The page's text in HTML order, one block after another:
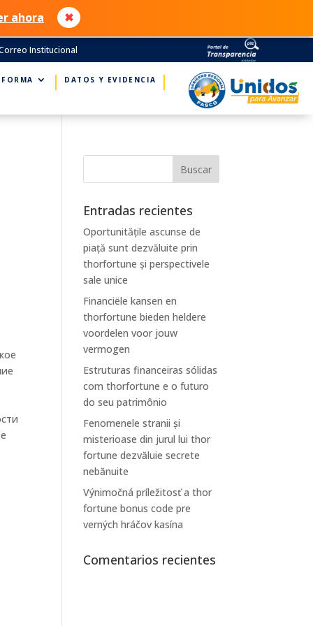
Institucional
DATOS Y EVIDENCIA
Entradas recientes
Oportunitățile ascunse de
piață sunt dezvăluite prin
thorfortune și perspectivele
sale unice
Financiële kansen en
thorfortune bieden heldere
voordelen voor jouw
vermogen
Estruturas financeiras sólidas
com thorfortune e o futuro
do seu patrimônio
Fenomenele stranii și
misterioase din jurul lui thor
fortune dezvăluie secrete
nebănuite
Výnimočná príležitosť a thor
fortune bonus code pre
verných hráčov kasína
Comentarios recientes
ahora ✖